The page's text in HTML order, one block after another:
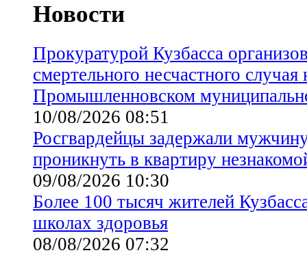
Новости
Прокуратурой Кузбасса
смертельного несчастного
Промышленновском
10/08/2026 08:51
Росгвардейцы задержали
проникнуть в квартиру
09/08/2026 10:30
Более 100 тысяч жителей
школах здоровья
08/08/2026 07:32